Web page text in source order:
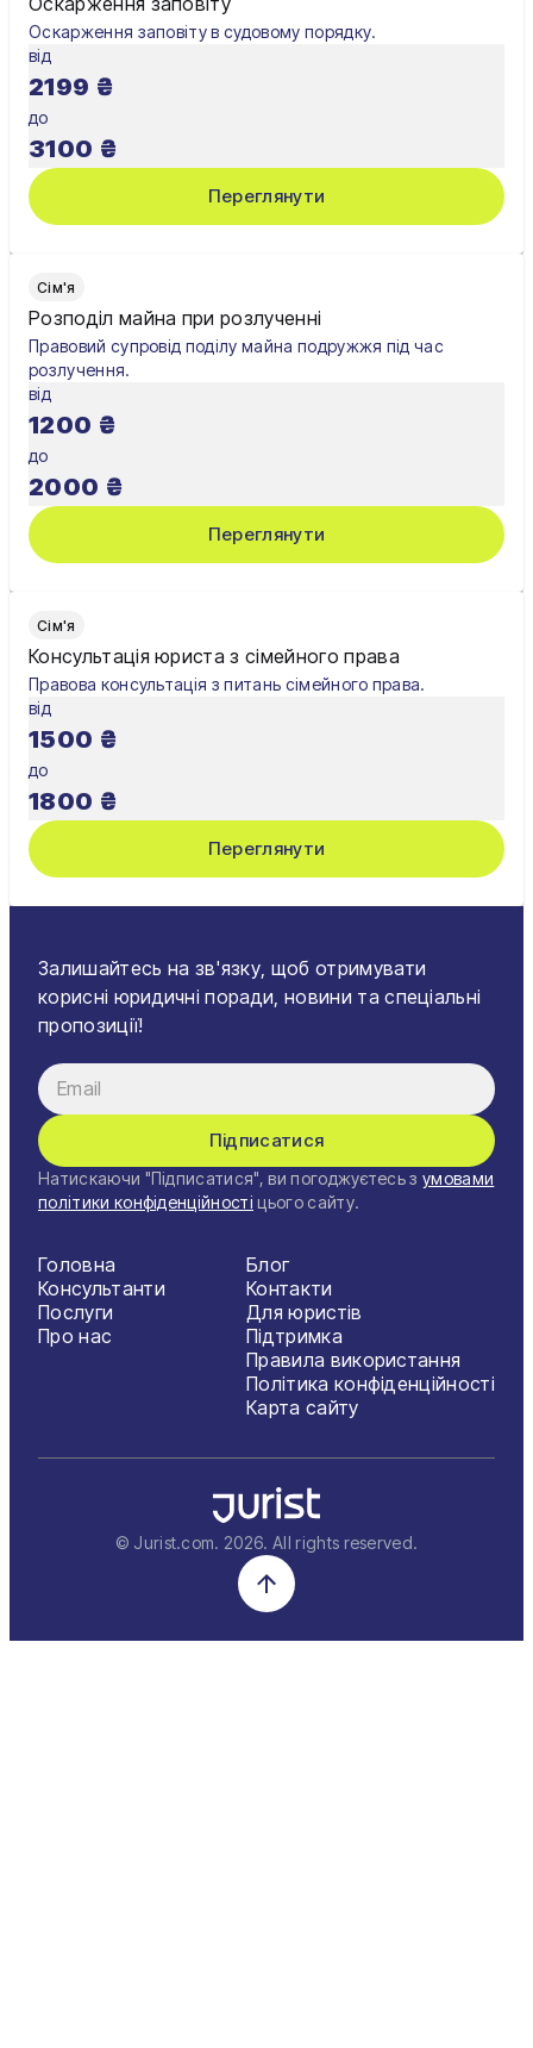
Оскарження заповіту в судовому порядку.
від
2199 ₴
до
3100 ₴
Переглянути
Сім'я
Розподіл майна при розлученні
Правовий супровід поділу майна подружжя під час
розлучення.
від
1200 ₴
до
2000 ₴
Переглянути
Сім'я
Консультація юриста з сімейного права
Правова консультація з питань сімейного права.
від
1500 ₴
до
1800 ₴
Переглянути
Залишайтесь на зв'язку, щоб отримувати
корисні юридичні поради, новини та спеціальні
пропозиції!
Підписатися
Натискаючи "Підписатися", ви погоджуєтесь з умовами
політики конфіденційності цього сайту.
Головна
Консультанти
Послуги
Про нас
Блог
Контакти
Для юристів
Підтримка
Правила використання
Політика конфіденційності
Карта сайту
© Jurist.com. 2026. All rights reserved.